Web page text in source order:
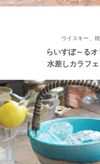
≪新着商品≫ たっぷりお父
い飲み物が欲しくなります
2022/11/09
≪人気商品≫ 焼き魚がおい
アイテムです！
2022/11/09
≪おすすめ≫ お料理メニュ
ウイスキー、
らいすぼ～る
水差しカラフ